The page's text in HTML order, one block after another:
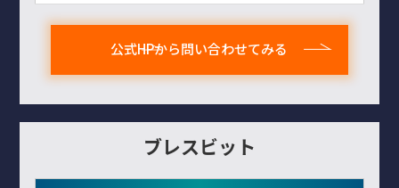
公式HPから問い合わせてみる
ブレスビット